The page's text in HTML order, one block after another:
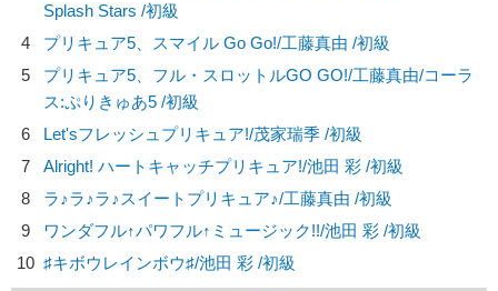
Splash Stars /初級
4
プリキュア5、スマイル Go Go!/工藤真由 /初級
5
プリキュア5、フル・スロットルGO GO!/工藤真由/コーラ
ス:ぷりきゅあ5 /初級
6
Let'sフレッシュプリキュア!/茂家瑞季 /初級
7
Alright! ハートキャッチプリキュア!/池田 彩 /初級
8
ラ♪ラ♪ラ♪スイートプリキュア♪/工藤真由 /初級
9
ワンダフル↑パワフル↑ミュージック!!/池田 彩 /初級
10 ♯キボウレインボウ♯/池田 彩 /初級